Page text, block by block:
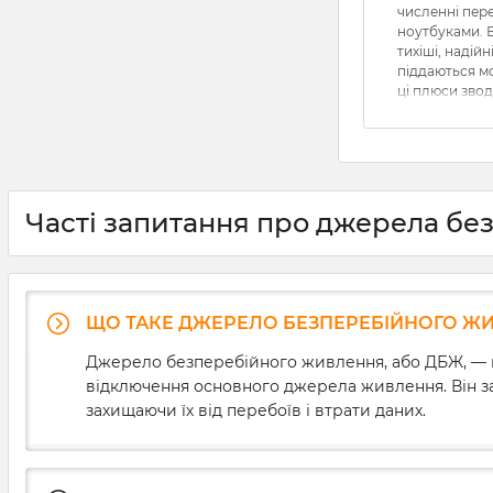
численні
ноутбуками.
тихіші,
піддаються
ці плюси
струму.
впливати на
ДБЖ для
ми докладно
основні
вибору та
приладу.
Часті запитання про джерела
ЩО ТАКЕ ДЖЕРЕЛО БЕЗПЕРЕБІЙНОГО
Джерело безперебійного живлення, або ДБЖ, —
відключення основного джерела живлення. Він
захищаючи їх від перебоїв і втрати даних.